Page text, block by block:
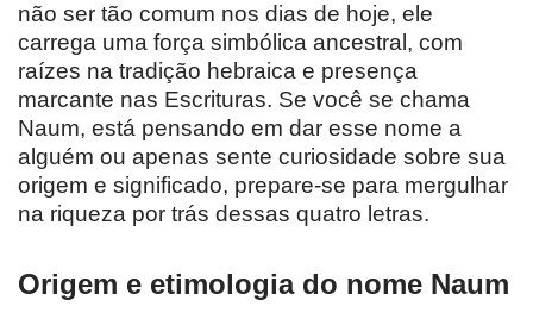
não ser tão comum nos dias de hoje, ele
carrega uma força simbólica ancestral, com
raízes na tradição hebraica e presença
marcante nas Escrituras. Se você se chama
Naum, está pensando em dar esse nome a
alguém ou apenas sente curiosidade sobre sua
origem e significado, prepare-se para mergulhar
na riqueza por trás dessas quatro letras.
Origem e etimologia do nome Naum